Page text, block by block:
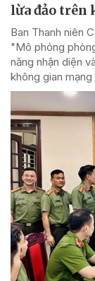
lừa đảo trên
Ban Thanh niên
"Mô phỏng
năng nhận diện
không gian